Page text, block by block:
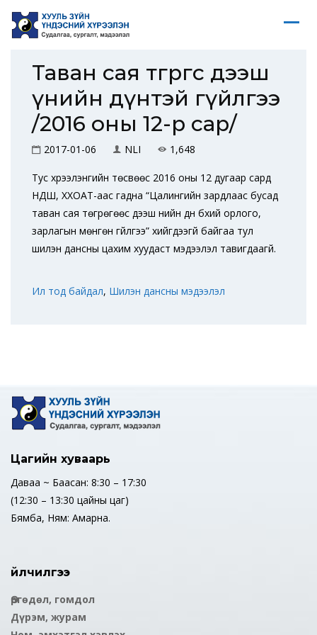
Таван сая төгрөгөөс дээш
үнийн дүнтэй гүйлгээ
/2016 оны 12-р сар/
2017-01-06 NLI 1,648
Тус хүрээлэнгийн төсвөөс 2016 оны 12 дугаар сард
НДШ, ХХОАТ-аас гадна “Цалингийн зардлаас бусад
таван сая төгрөгөөс дээш үнийн дүн бүхий орлого,
зарлагын мөнгөн гүйлгээ” хийгдээгүй байгаа тул
шилэн дансны цахим хуудаст мэдээлэл тавигдаагүй.
Ил тод байдал, Шилэн дансны мэдээлэл
Цагийн хуваарь
Даваа ~ Баасан: 8:30 – 17:30
(12:30 – 13:30 цайны цаг)
Бямба, Ням: Амарна.
Үйлчилгээ
Өргөдөл, гомдол
Дүрэм, журам